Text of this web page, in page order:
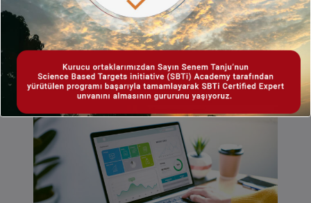
konusunda sektörde yol gösteren ama
misyonu…
Daha Fazlası